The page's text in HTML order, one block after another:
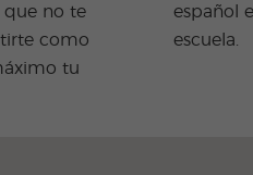
que no te
como
tu
de la
escuela.